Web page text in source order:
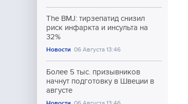
The BMJ: тирзепатид снизил
риск инфаркта и инсульта на
32%
Новости 06 Августа 13:46
Более 5 тыс. призывников
начнут подготовку в Швеции в
августе